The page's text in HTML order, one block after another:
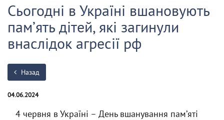
Сьогодні в Україні вшановують
памʼять дітей, які загинули
внаслідок агресії рф
Назад
04.06.2024
4 червня в Україні – День вшанування памʼяті